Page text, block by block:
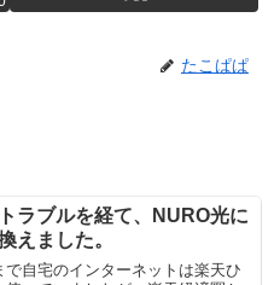
たこぱぱ
ラブルを経て、NURO光に
えました。
で自宅のインターネットは楽天ひ